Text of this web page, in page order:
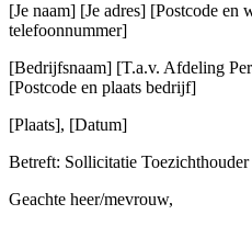
[Je naam] [Je adres] [Postcode en
telefoonnummer]
[Bedrijfsnaam] [T.a.v. Afdeling
[Postcode en plaats bedrijf]
[Plaats], [Datum]
Betreft: Sollicitatie
Geachte heer/mevrouw,